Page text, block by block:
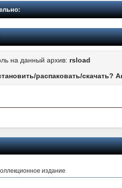
на данный архив: rsload
распаковать/скачать?
издание